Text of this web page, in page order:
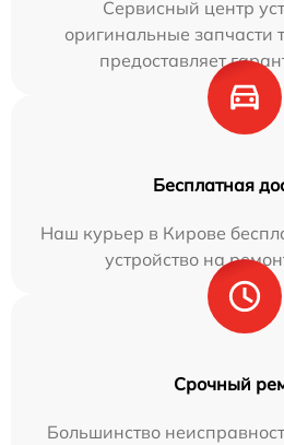
Сервисный центр
оригинальные запчасти
предоставляет
Бесплатная
Наш курьер в Кирове
устройство на
Срочный
Большинство